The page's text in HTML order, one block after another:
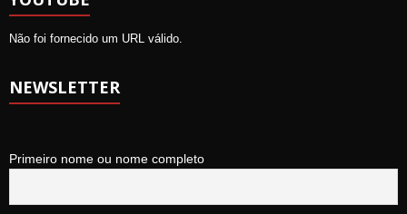
Não foi fornecido um URL válido.
NEWSLETTER
Primeiro nome ou nome completo